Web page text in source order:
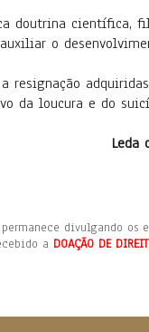
doutrina científica,
o
a resignação
da loucura e do
Leda
divulgando os
a DOAÇÃO DE